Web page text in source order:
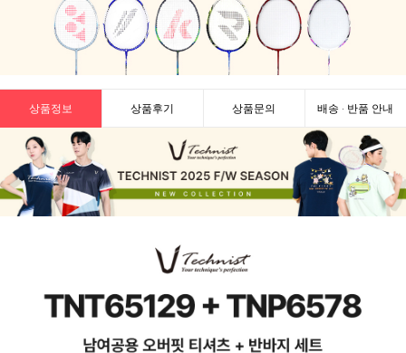
상품정보 상품후기 상품문의 배송 · 반품 안내